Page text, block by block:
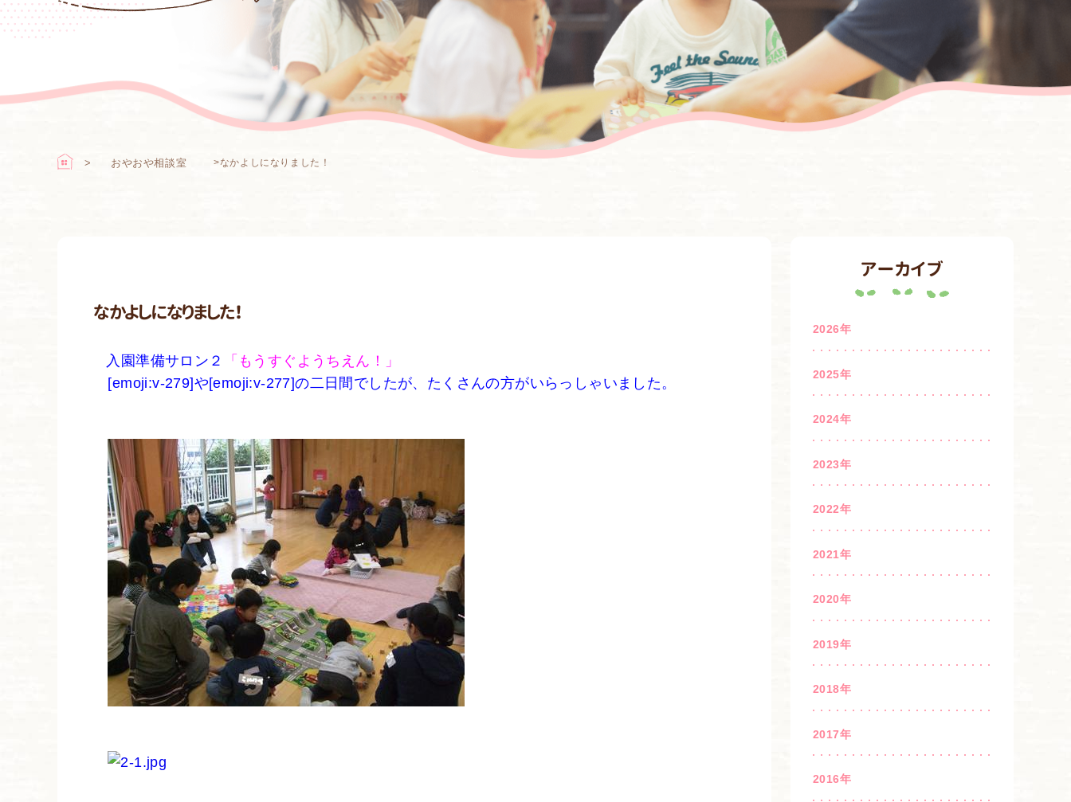
おやおや相談室 >なかよしになりました！
なかよしになりました！
入園準備サロン２
「もうすぐようちえん！」
[emoji:v-279]や[emoji:v-277]の二日間でしたが、たくさんの方がいらっしゃいました。
アーカイブ
2026年
2025年
2024年
2023年
2022年
2021年
2020年
2019年
2018年
2017年
2016年